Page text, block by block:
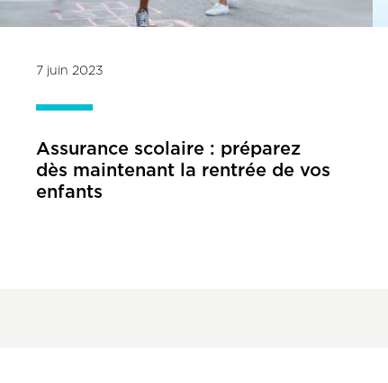
7 juin 2023
Assurance scolaire : préparez
dès maintenant la rentrée de vos
enfants